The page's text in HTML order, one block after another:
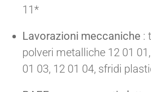
11*
Lavorazioni meccaniche :
polveri metalliche 12 01
01 03, 12 01 04, sfridi